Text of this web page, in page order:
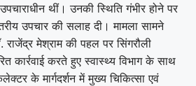
थीं। उनकी स्थिति गंभीर होने पर
उपचार की सलाह दी। मामला सामने
मेश्राम की पहल पर सिंगरौली
कार्रवाई करते हुए स्वास्थ्य विभाग के साथ
के मार्गदर्शन में मुख्य चिकित्सा एवं